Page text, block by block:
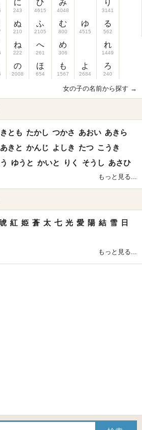
に
243
ぬ
210
ね
222
の
2008
ひ
4615
ふ
2105
へ
261
ほ
654
み
4048
む
800
め
306
も
1567
ゆ
4515
よ
2684
り
3141
る
562
れ
1449
ろ
240
女の子の名前から探す →
とも たかし つかさ あおい あきら
あきと かんじ よしき たつ こうき
ゆうと かいと りく そうし あさひ
もっと見る...
紅 姫 蒼 太 七 光 愛 陽 結 雪
日
もっと見る...